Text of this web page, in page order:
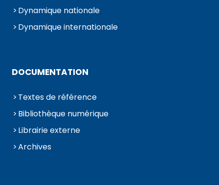
Dynamique nationale
Dynamique internationale
DOCUMENTATION
Textes de référence
Bibliothèque numérique
Librairie externe
Archives